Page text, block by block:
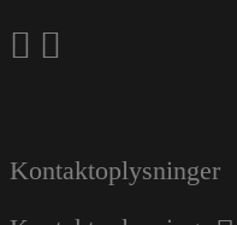
Kontaktoplysninger